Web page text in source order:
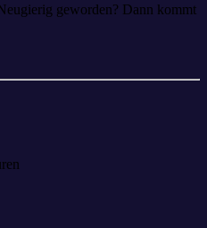
geworden? Dann kommt